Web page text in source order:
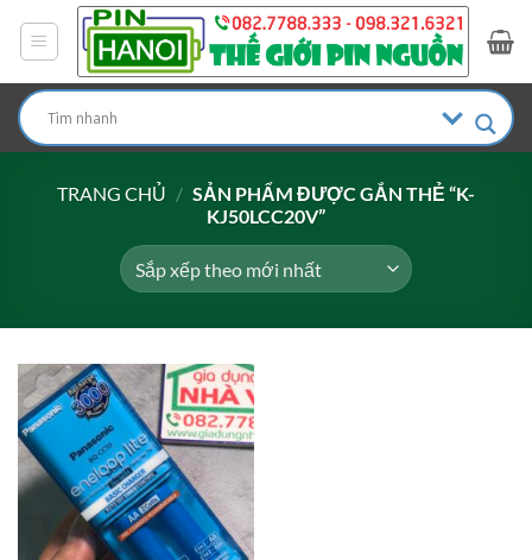
dung
TRANG CHỦ / SẢN PHẨM ĐƯỢC GẮN THẺ “K-
KJ50LCC20V”